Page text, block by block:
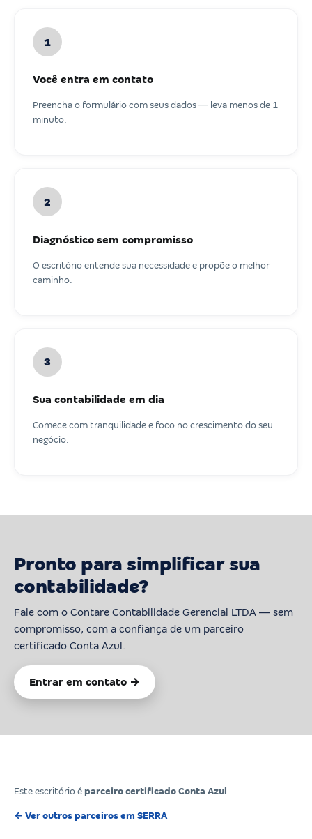
1
Você entra em contato
Preencha o formulário com seus dados — leva menos de 1
minuto.
2
Diagnóstico sem compromisso
O escritório entende sua necessidade e propõe o melhor
caminho.
3
Sua contabilidade em dia
Comece com tranquilidade e foco no crescimento do seu
negócio.
Pronto para simplificar sua
contabilidade?
Fale com o Contare Contabilidade Gerencial LTDA — sem
compromisso, com a confiança de um parceiro
certificado Conta Azul.
Entrar em contato →
Este escritório é parceiro certificado Conta Azul
← Ver outros parceiros em SERRA